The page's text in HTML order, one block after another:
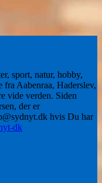
sport, natur, hobby,
fra Aabenraa, Haderslev,
vide verden. Siden
der er
hvis Du har
dk